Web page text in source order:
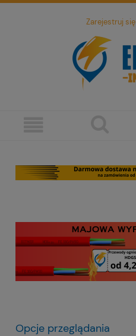
Zarejestruj się
Opcje przeglądania